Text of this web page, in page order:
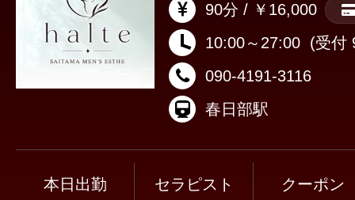
90分 / ￥16,000
10:00～27:00 (受付
090-4191-3116
春日部駅
本日出勤 セラピスト クーポン